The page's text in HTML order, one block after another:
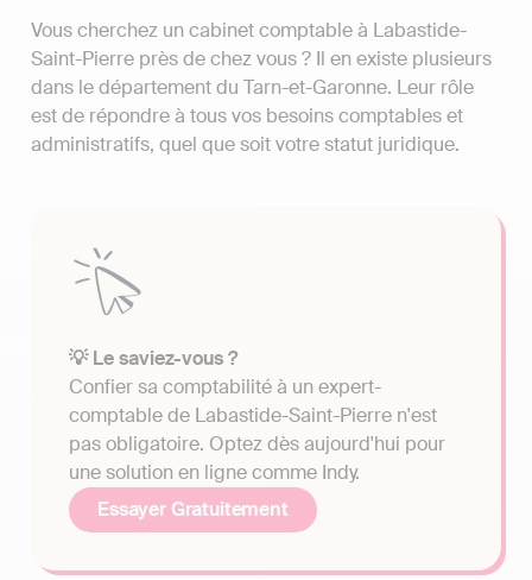
Vous cherchez un cabinet comptable à Labastide-
Saint-Pierre près de chez vous ? Il en existe plusieurs
dans le département du Tarn-et-Garonne. Leur rôle
est de répondre à tous vos besoins comptables et
administratifs, quel que soit votre statut juridique.
💡 Le saviez-vous ?
Confier sa comptabilité à un expert-
comptable de Labastide-Saint-Pierre n'est
pas obligatoire. Optez dès aujourd'hui pour
une solution en ligne comme Indy.
Essayer Gratuitement